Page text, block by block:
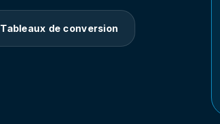
Tableaux de conversion